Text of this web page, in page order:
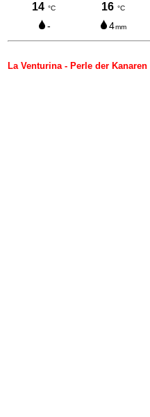
La Venturina - Perle der Kanaren